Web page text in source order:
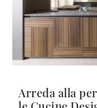
Arreda alla